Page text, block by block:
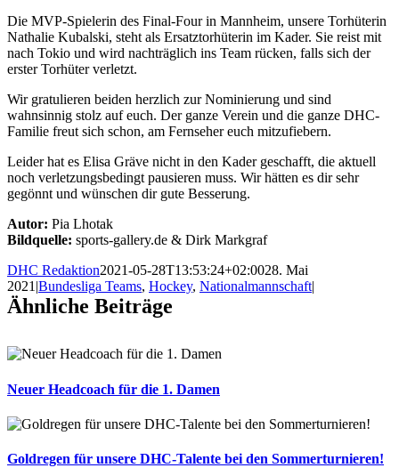
Die MVP-Spielerin des Final-Four in Mannheim, unsere Torhüterin
Nathalie Kubalski, steht als Ersatztorhüterin im Kader. Sie reist mit
nach Tokio und wird nachträglich ins Team rücken, falls sich der
erster Torhüter verletzt.
Wir gratulieren beiden herzlich zur Nominierung und sind
wahnsinnig stolz auf euch. Der ganze Verein und die ganze DHC-
Familie freut sich schon, am Fernseher euch mitzufiebern.
Leider hat es Elisa Gräve nicht in den Kader geschafft, die aktuell
noch verletzungsbedingt pausieren muss. Wir hätten es dir sehr
gegönnt und wünschen dir gute Besserung.
Autor: Pia Lhotak
Bildquelle: sports-gallery.de & Dirk Markgraf
DHC Redaktion2021-05-28T13:53:24+02:0028. Mai
2021|Bundesliga Teams, Hockey, Nationalmannschaft|
Ähnliche Beiträge
Neuer Headcoach für die 1. Damen
Goldregen für unsere DHC-Talente bei den Sommerturnieren!